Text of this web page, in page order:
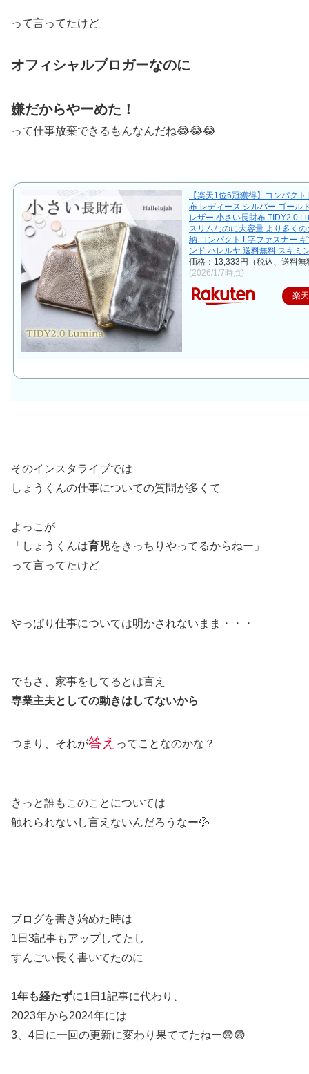
って言ってたけど
オフィシャルブロガーなのに
嫌だからやーめた！
って仕事放棄できるもんなんだね😂😂😂
【楽天1位6冠獲得】コンパク
布 レディース シルバー ゴール
レザー 小さい長財布 TIDY2.0
スリムなのに大容量 より多く
納 コンパクト L字ファスナー
ンド ハレルヤ 送料無料 スキミ
価格：13,333円（税込、送料無
(2026/1/7時点)
楽
そのインスタライブでは
しょうくんの仕事についての質問が多くて
よっこが
「しょうくんは育児をきっちりやってるからねー」
って言ってたけど
やっぱり仕事については明かされないまま・・・
でもさ、家事をしてるとは言え
専業主夫としての動きはしてないから
つまり、それが答え ってことなのかな？
きっと誰もこのことについては
触れられないし言えないんだろうなー💦
ブログを書き始めた時は
1日3記事もアップしてたし
すんごい長く書いてたのに
1年も経たずに1日1記事に代わり、
2023年から2024年には
3、4日に一回の更新に変わり果ててたねー😨😨